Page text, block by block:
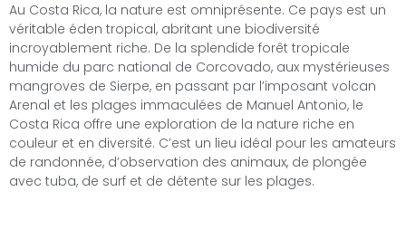
Au Costa Rica, la nature est omniprésente. Ce pays est un
véritable éden tropical, abritant une biodiversité
incroyablement riche. De la splendide forêt tropicale
humide du parc national de Corcovado, aux mystérieuses
mangroves de Sierpe, en passant par l’imposant volcan
Arenal et les plages immaculées de Manuel Antonio, le
Costa Rica offre une exploration de la nature riche en
couleur et en diversité. C’est un lieu idéal pour les amateurs
de randonnée, d’observation des animaux, de plongée
avec tuba, de surf et de détente sur les plages.